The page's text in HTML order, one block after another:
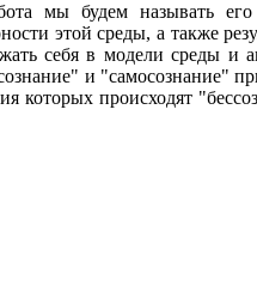
мы будем называть его
этой среды, а также
себя в модели среды и
и "самосознание"
которых происходят